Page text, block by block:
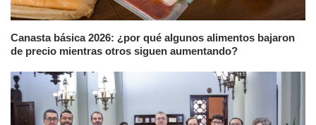
Canasta básica 2026: ¿por qué algunos alimentos bajaron
de precio mientras otros siguen aumentando?